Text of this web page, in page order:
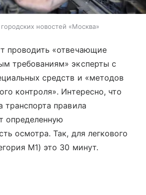
городских новостей «Москва»
проводить «отвечающие
требованиям» эксперты с
средств и «методов
контроля». Интересно, что
транспорта правила
определенную
осмотра. Так, для легкового
М1) это 30 минут.